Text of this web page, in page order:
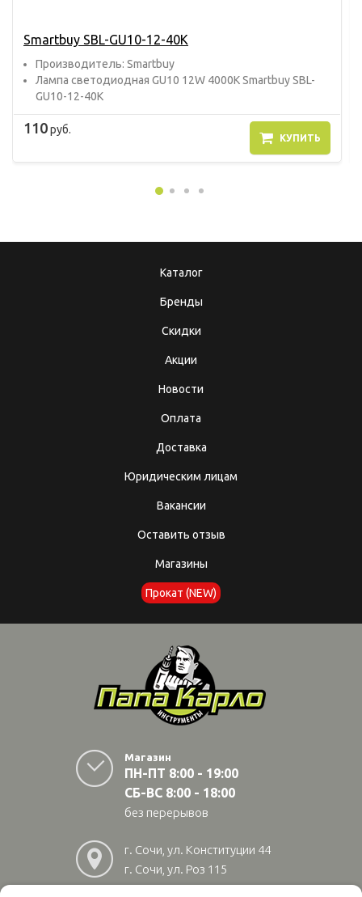
Smartbuy SBL-GU10-12-40K
Прoизвoдитель: Smartbuy
Лампа светодиодная GU10 12W 4000K Smartbuy SBL-
GU10-12-40K
110руб.
КУПИТЬ
Каталог
Бренды
Скидки
Акции
Новости
Оплата
Доставка
Юридическим лицам
Вакансии
Оставить отзыв
Магазины
Прокат (NEW)
Магазин
ПН-ПТ 8:00 - 19:00
СБ-ВС 8:00 - 18:00
без перерывов
г. Сочи, ул. Конституции 44
г. Сочи, ул. Роз 115
г. Адлер, ул Авиационная